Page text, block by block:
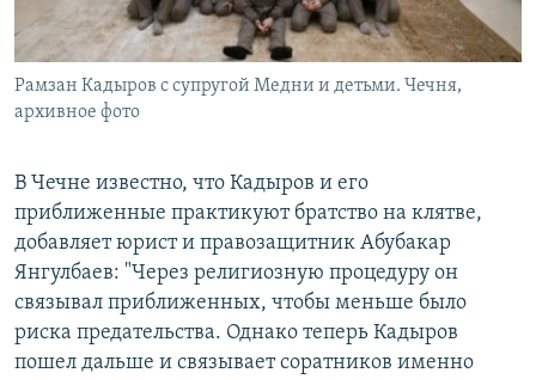
Рамзан Кадыров с супругой Медни и детьми. Чечня,
архивное фото
В Чечне известно, что Кадыров и его
приближенные практикуют братство на клятве,
добавляет юрист и правозащитник Абубакар
Янгулбаев: "Через религиозную процедуру он
связывал приближенных, чтобы меньше было
риска предательства. Однако теперь Кадыров
пошел дальше и связывает соратников именно